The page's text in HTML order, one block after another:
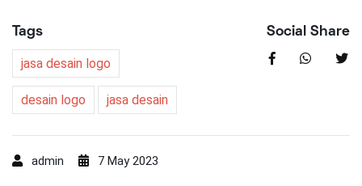
Tags
jasa desain logo
desain logo jasa desain
Social Share
admin 7 May 2023